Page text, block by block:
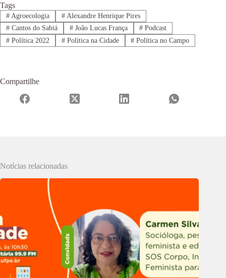
Tags
#Agroecologia #Alexandre Henrique Pires
#Cantos do Sabiá #João Lucas França # Podcast
#Política 2022 #Política na Cidade # Política no Campo
Compartilhe
Notícias relacionadas